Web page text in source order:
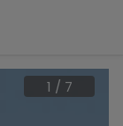
1 / 7